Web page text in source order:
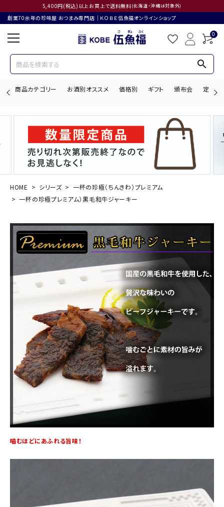
5,400円(税込)以上お買上で送料無料(北海道・沖縄は対象外)
創業70余年の珍味屋 おつまみ専門店│ＫＯＢＥ伍魚福オンラインショップ
0
search
商品カテゴリー お酒別オススメ 価格別 ギフト 頒布会 定期購
search
ACCOUNT MENU
商品カテゴリー
価格別
ご利用ガイド
直営店
HOME シリーズ
一杯の珍極（ちんきわ）プレミアム
一杯の珍極プレミアム）黒毛和牛ジャーキー
嚙むほどにあふれる旨味！